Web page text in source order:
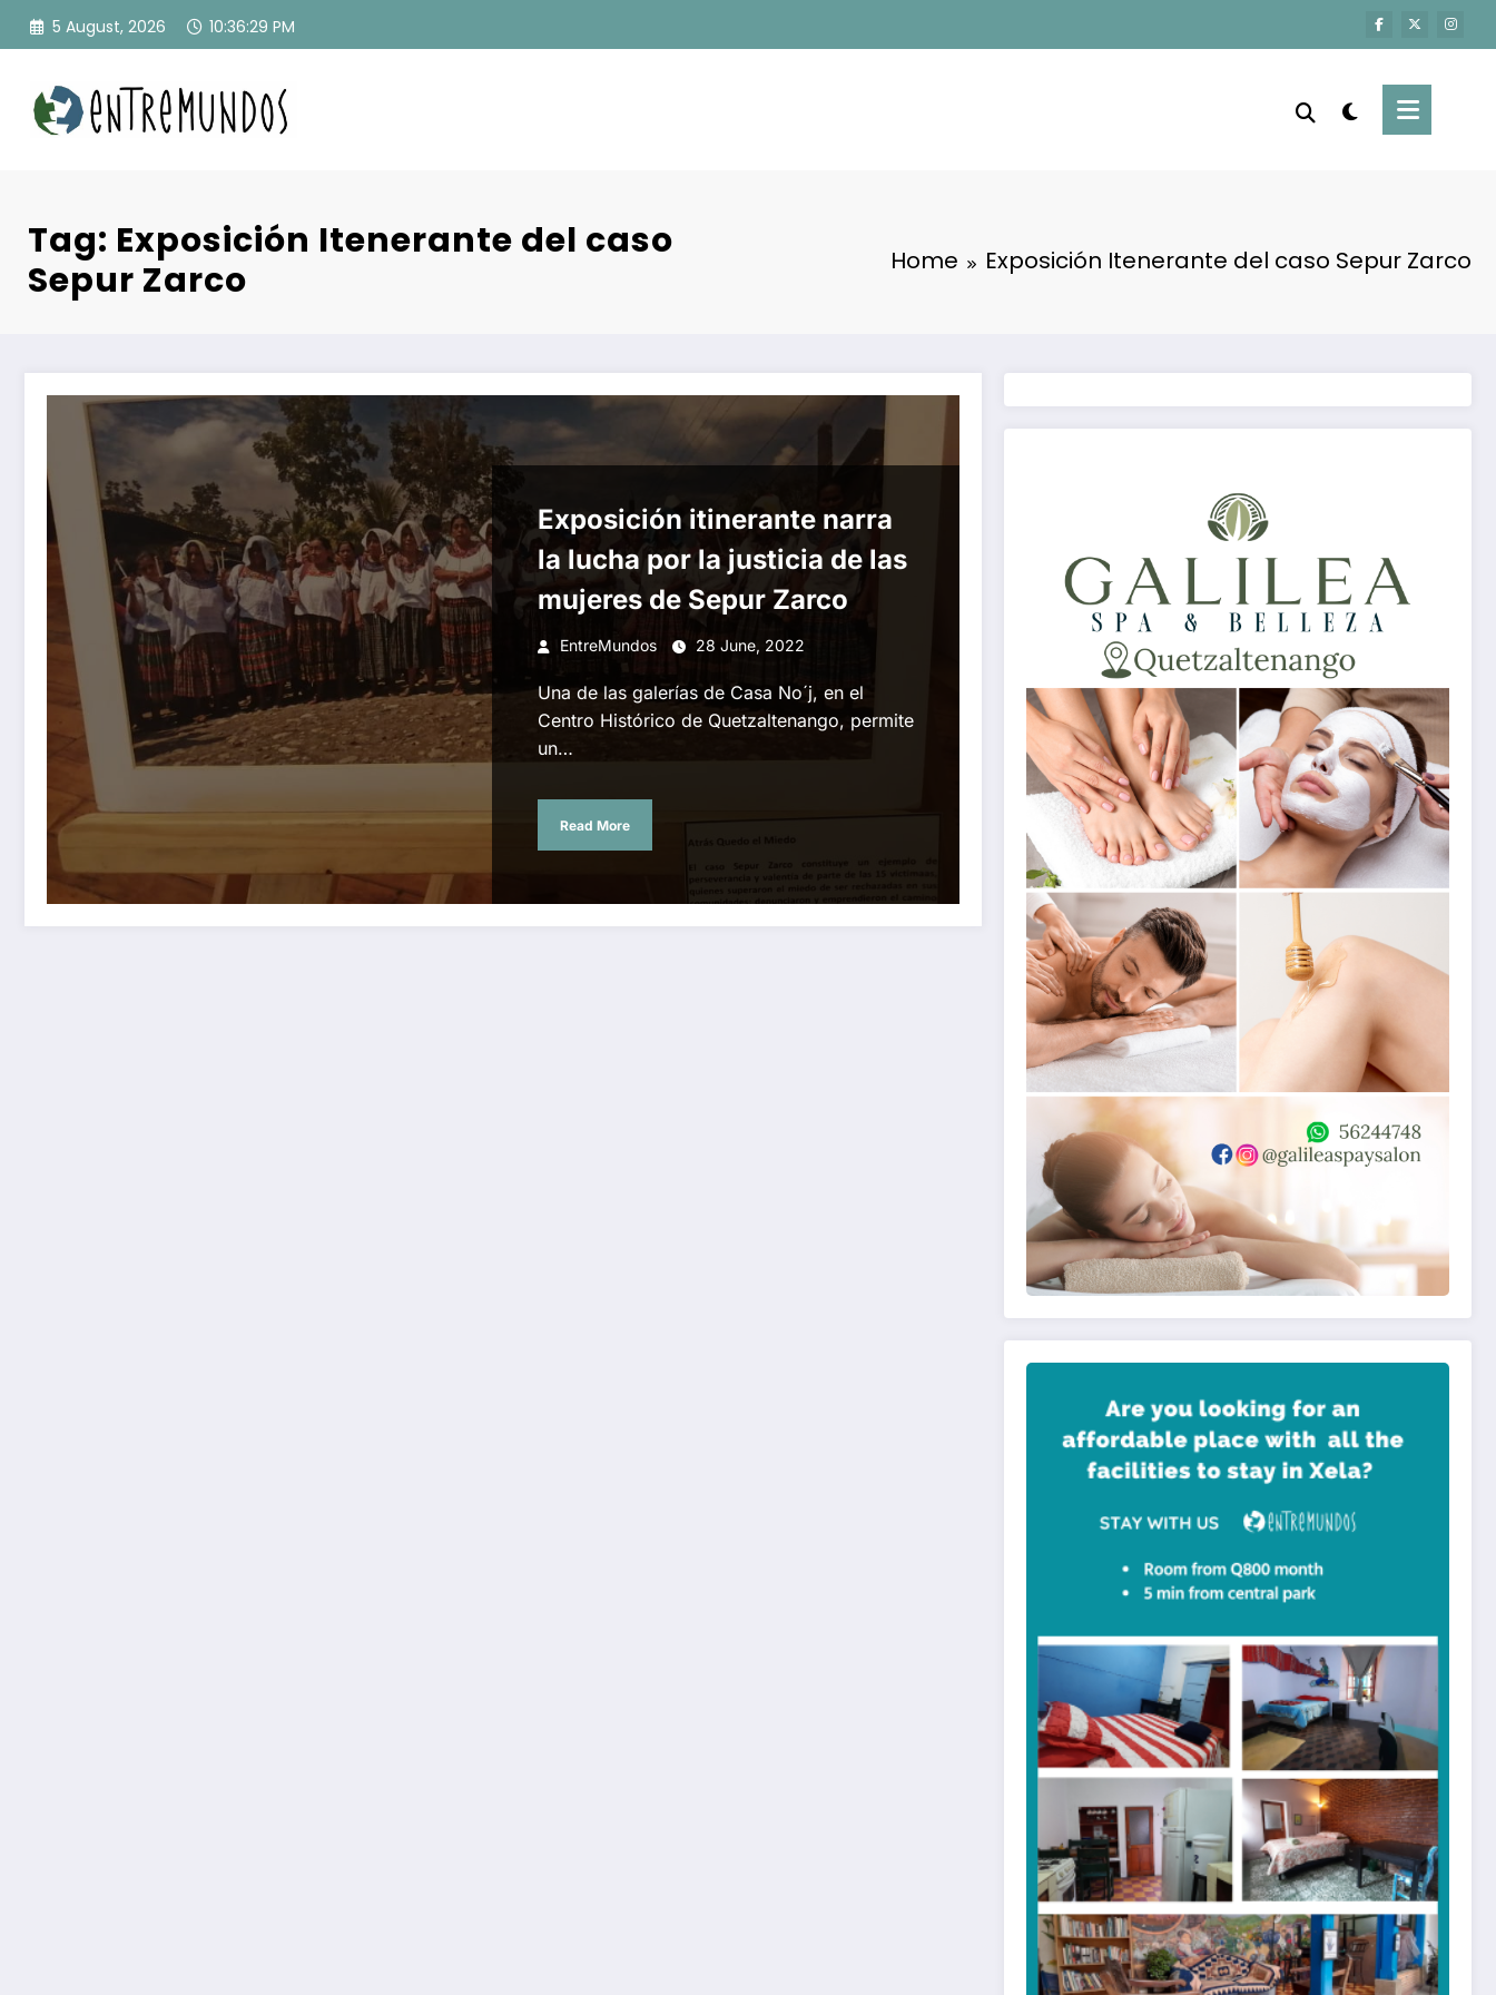
Skip
5 August, 2026 10:36:30 PM
Tag: Exposición Itenerante del caso
Sepur Zarco
Home Exposición Itenerante del caso Sepur Zarco
Exposición itinerante narra
la lucha por la justicia de las
mujeres de Sepur Zarco
EntreMundos 28 June, 2022
Una de las galerías de Casa No´j, en el
Centro Histórico de Quetzaltenango, permite
un…
Read More